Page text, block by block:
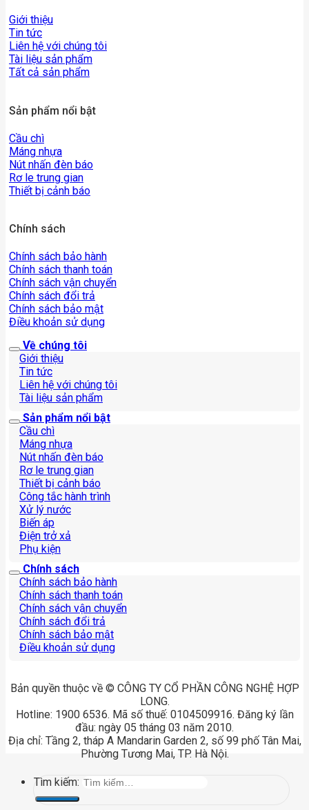
Giới thiệu
Tin tức
Liên hệ với chúng tôi
Tài liệu sản phẩm
Tất cả sản phẩm
Sản phẩm nổi bật
Cầu chì
Máng nhựa
Nút nhấn đèn báo
Rơ le trung gian
Thiết bị cảnh báo
Chính sách
Chính sách bảo hành
Chính sách thanh toán
Chính sách vận chuyển
Chính sách đổi trả
Chính sách bảo mật
Điều khoản sử dụng
Về chúng tôi
Giới thiệu
Tin tức
Liên hệ với chúng tôi
Tài liệu sản phẩm
Sản phẩm nổi bật
Cầu chì
Máng nhựa
Nút nhấn đèn báo
Rơ le trung gian
Thiết bị cảnh báo
Công tắc hành trình
Xử lý nước
Biến áp
Điện trở xả
Phụ kiện
Chính sách
Chính sách bảo hành
Chính sách thanh toán
Chính sách vận chuyển
Chính sách đổi trả
Chính sách bảo mật
Điều khoản sử dụng
Bản quyền thuộc về © CÔNG TY CỔ PHẦN CÔNG NGHỆ HỢP
LONG.
Hotline: 1900 6536. Mã số thuế: 0104509916. Đăng ký lần
đầu: ngày 05 tháng 03 năm 2010.
Địa chỉ: Tầng 2, tháp A Mandarin Garden 2, số 99 phố Tân Mai,
Phường Tương Mai, TP. Hà Nội.
Tìm kiếm: